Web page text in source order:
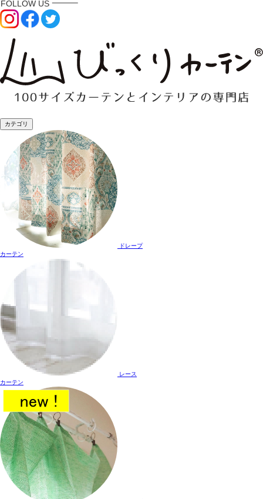
カテゴリ
ドレープ
カーテン
レース
カーテン